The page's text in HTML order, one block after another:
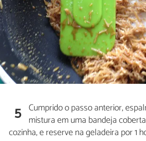
5 Cumprido o passo anterior,
mistura em uma bandeja
cozinha, e reserve na geladeira por 1